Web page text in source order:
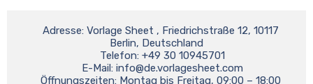
Berlin, Deutschland
    E-Mail:
info@de.vorlagesheet.com